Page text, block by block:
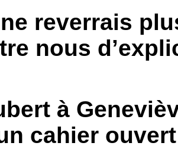
reverrais
nous
à
cahier